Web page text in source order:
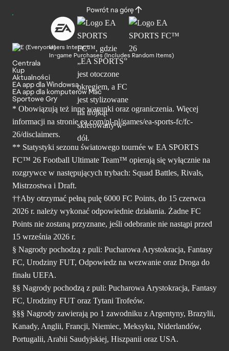
Powrót na górę
Users Interact
In-game Purchases (Includes Random Items)
Centrala
Kup
Aktualności
EA app dla Windowsa
EA app dla komputerów Mac
Sportowe Gry
* Obowiązują też inne warunki oraz ograniczenia. Więcej
informacji na stronie ea.com/pl-pl/games/ea-sports-fc/fc-
26/disclaimers.
** Statystyki sezonu światowego tournée w EA SPORTS
FC™ 26 Football Ultimate Team™ opierają się wyłącznie na
rozgrywce w następujących trybach: Squad Battles, Rivals,
Mistrzostwa i Draft.
††Aby otrzymać pełną pulę 6000 FC Points, do 15 czerwca
2026 r. należy wykonać odpowiednie działania. Żadne FC
Points nie zostaną przyznane, jeśli odebranie nie nastąpi przed
15 września 2026 r.
§ Nagrody pochodzą z puli: Pucharowa Arystokracja, Fantasy
FC, Urodziny FUT, Odpowiedz na wezwanie oraz Droga do
finału UEFA.
§§ Nagrody pochodzą z puli: Pucharowa Arystokracja, Fantasy
FC, Urodziny FUT oraz Tytani Trofeów.
§§§ Nagrody zawierają po 1 zawodniku z Argentyny, Brazylii,
Kanady, Anglii, Francji, Niemiec, Meksyku, Niderlandów,
Portugalii, Arabii Saudyjskiej, Hiszpanii oraz USA.